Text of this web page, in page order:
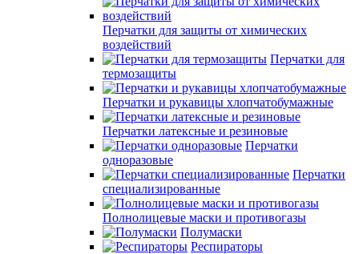
Перчатки для защиты от химических
воздействий
Перчатки для
термозащиты
Перчатки и рукавицы хлопчатобумажные
Перчатки латексные и резиновые
Перчатки
одноразовые
Перчатки
специализированные
Полнолицевые маски и противогазы
Полумаски
Респираторы